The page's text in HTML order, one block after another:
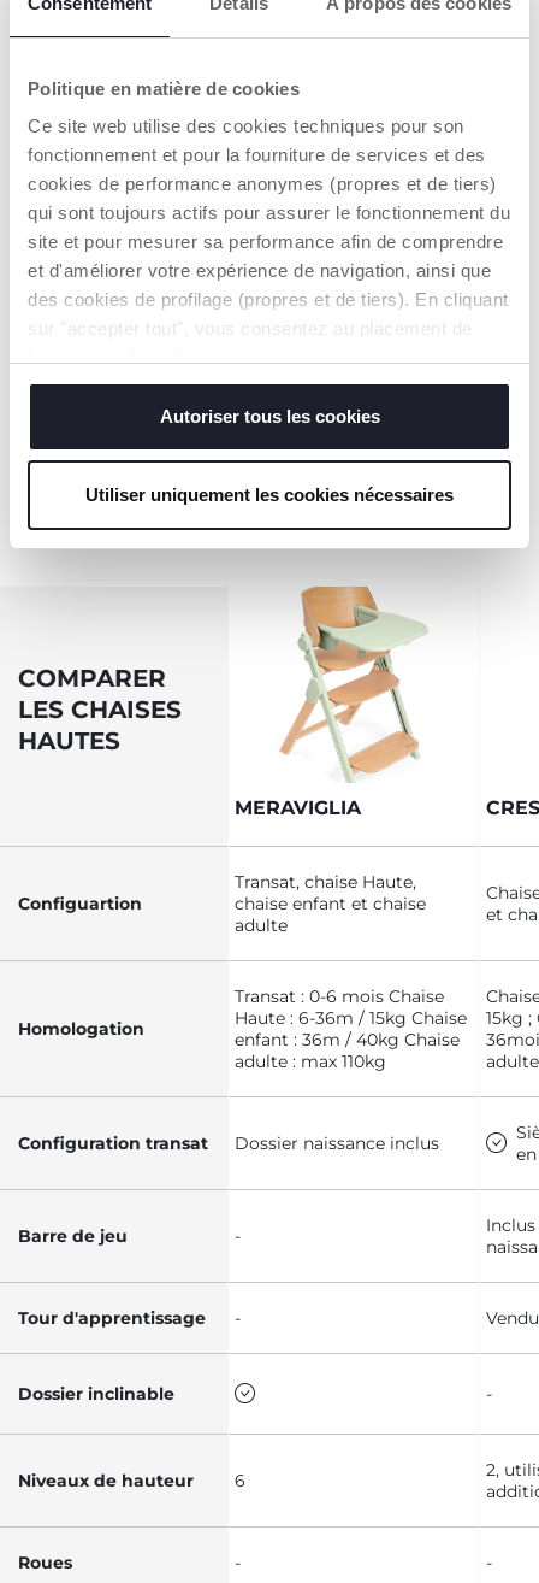
Politique en matière de cookies
Ce site web utilise des cookies techniques pour son
fonctionnement et pour la fourniture de services et des
cookies de performance anonymes (propres et de tiers)
qui sont toujours actifs pour assurer le fonctionnement du
site et pour mesurer sa performance afin de comprendre
et d'améliorer votre expérience de navigation, ainsi que
des cookies de profilage (propres et de tiers). En cliquant
sur "accepter tout", vous consentez au placement de
modifier ou révoquer le consentement de tous les
cookies ou de certains d'entre eux, cliquez sur "afficher
les détails". En fermant cette bannière, vous consentez à
sont indispensables pour profiter du service demandé.
Autoriser tous les cookies
Utiliser uniquement les cookies nécessaires
dans le kit.
CHAISE HAUTE (6-
36 MOIS)
Grand plateau
spacieux, ainsi qu'un
ajustable d'une seule
main.
POUR TOUTE LA
VIE
De 0 à 99 ans,
réglable sur 6
nécessaire.
COMPARER
LES CHAISES
HAUTES
MERAVIGLIA
Configuartion
Transat, chaise Haute,
chaise enfant et chaise
adulte
et
Homologation
Transat : 0-6 mois Chaise
Haute : 6-36m / 15kg Chaise
enfant : 36m / 40kg Chaise
adulte : max 110kg
15kg ;
Configuration transat Dossier naissance inclus
Barre de jeu -
Tour d'apprentissage -
Dossier inclinable -
Niveaux de hauteur 6
2,
Roues - -